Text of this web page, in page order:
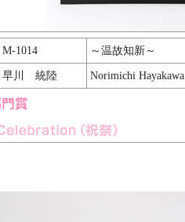
M-1014 ～温故知新～
早川 統陸 Norimichi Hayakawa